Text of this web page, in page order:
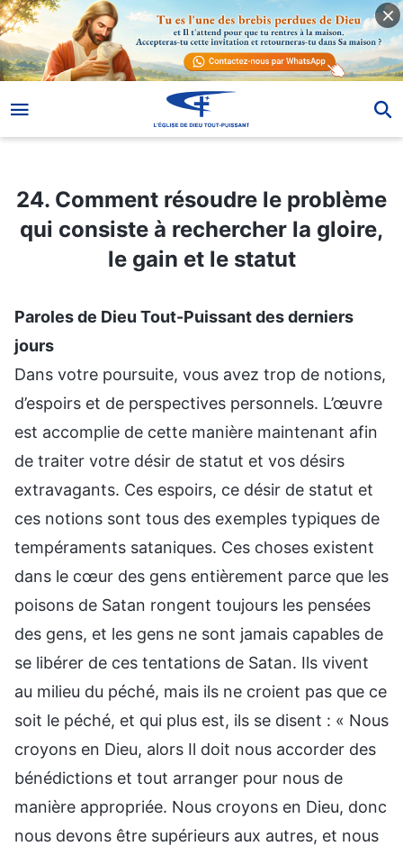
24. Comment résoudre le problème
qui consiste à rechercher la gloire,
le gain et le statut
Paroles de Dieu Tout-Puissant des derniers
jours
Dans votre poursuite, vous avez trop de notions,
d’espoirs et de perspectives personnels. L’œuvre
est accomplie de cette manière maintenant afin
de traiter votre désir de statut et vos désirs
extravagants. Ces espoirs, ce désir de statut et
ces notions sont tous des exemples typiques de
tempéraments sataniques. Ces choses existent
dans le cœur des gens entièrement parce que les
poisons de Satan rongent toujours les pensées
des gens, et les gens ne sont jamais capables de
se libérer de ces tentations de Satan. Ils vivent
au milieu du péché, mais ils ne croient pas que ce
soit le péché, et qui plus est, ils se disent : « Nous
croyons en Dieu, alors Il doit nous accorder des
bénédictions et tout arranger pour nous de
manière appropriée. Nous croyons en Dieu, donc
nous devons être supérieurs aux autres, et nous